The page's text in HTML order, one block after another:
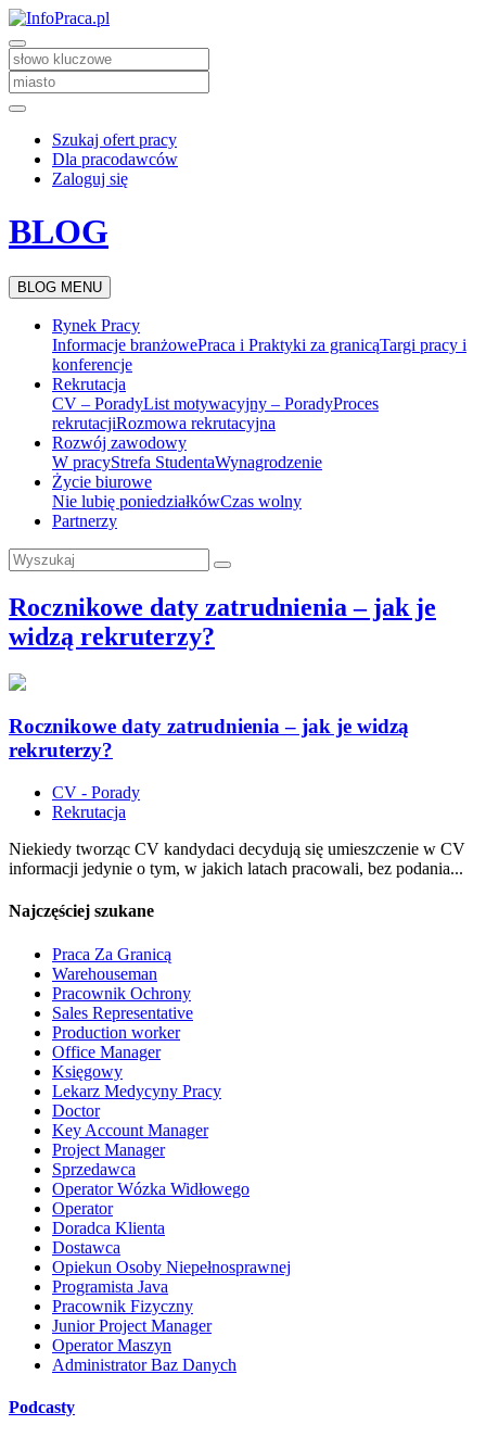
Szukaj ofert pracy
Dla pracodawców
Zaloguj się
BLOG
BLOG MENU
Rynek Pracy
Informacje branżowePraca i Praktyki za granicąTargi pracy i
konferencje
Rekrutacja
CV – PoradyList motywacyjny – PoradyProces
rekrutacjiRozmowa rekrutacyjna
Rozwój zawodowy
W pracyStrefa StudentaWynagrodzenie
Życie biurowe
Nie lubię poniedziałkówCzas wolny
Partnerzy
Rocznikowe daty zatrudnienia – jak je
widzą rekruterzy?
Rocznikowe daty zatrudnienia – jak je widzą
rekruterzy?
CV - Porady
Rekrutacja
Niekiedy tworząc CV kandydaci decydują się umieszczenie w CV
informacji jedynie o tym, w jakich latach pracowali, bez podania...
Najczęściej szukane
Praca Za Granicą
Warehouseman
Pracownik Ochrony
Sales Representative
Production worker
Office Manager
Księgowy
Lekarz Medycyny Pracy
Doctor
Key Account Manager
Project Manager
Sprzedawca
Operator Wózka Widłowego
Operator
Doradca Klienta
Dostawca
Opiekun Osoby Niepełnosprawnej
Programista Java
Pracownik Fizyczny
Junior Project Manager
Operator Maszyn
Administrator Baz Danych
Podcasty